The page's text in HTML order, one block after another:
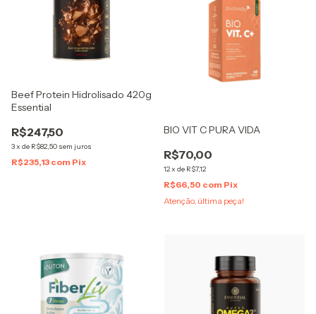
Beef Protein Hidrolisado 420g
Essential
R$247,50
3x de R$82,50 sem juros
R$235,13 com Pix
BIO VIT C PURA VIDA
R$70,00
12x de R$7,12
R$66,50 com Pix
Atenção, última peça!